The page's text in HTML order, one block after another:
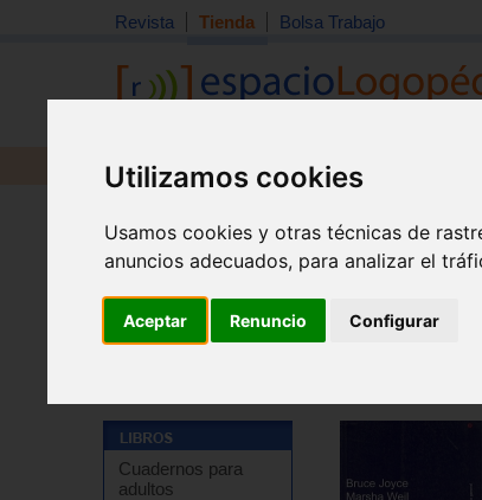
Utilizamos cookies
Usamos cookies y otras técnicas de
anuncios adecuados, para analizar el
Aceptar Renuncio Configurar
Revista Tienda Bolsa Trabajo
Revista Libros Material
Cuadernos para
adultos